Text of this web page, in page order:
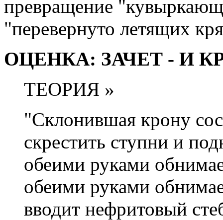
превращение
"перевернуто летящих
ОЦЕНКА: ЗАЧЕТ - И
ТЕОРИЯ »
"Склонившая крону
скрестить ступни и
обеими руками
обеими руками
вводит нефритовый